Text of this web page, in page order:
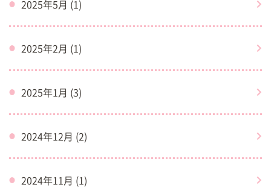
2025年5月 (1)
2025年2月 (1)
2025年1月 (3)
2024年12月 (2)
2024年11月 (1)